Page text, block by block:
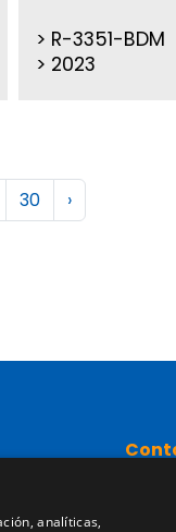
R-3351-BDM
2023
30 ›
analíticas,